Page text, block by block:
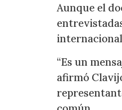
Aunque el
“Es un
afirmó